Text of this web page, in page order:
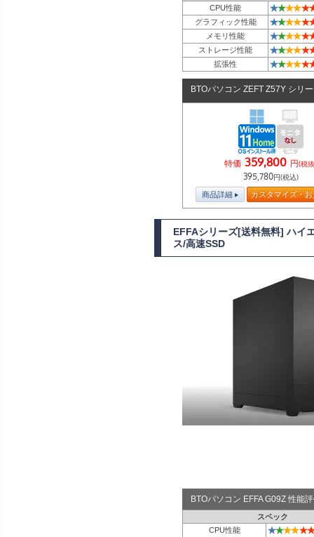
CPU性能
★★★★★
グラフィック性能 ★★★★★
メモリ性能 ★★★★★
ストレージ性能 ★★★★★
拡張性 ★★★★★
BTOパソコン ZEFT Z57Y シリ
特価 359,800 円(税
395,780円(税込)
商品詳細 カスタマイズ・
EFFAシリーズ[送料無料] ハイ
ス/高速SSD
BTOパソコン EFFA G09Z 性能
スペック
CPU性能
★★★★★★